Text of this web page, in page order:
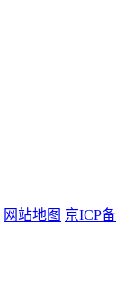
网站地图 京ICP备